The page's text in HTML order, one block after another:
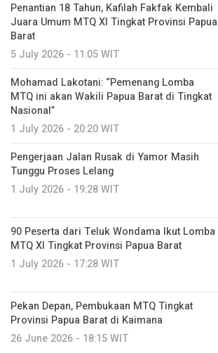
Penantian 18 Tahun, Kafilah Fakfak Kembali
Juara Umum MTQ XI Tingkat Provinsi Papua
Barat
5 July 2026 - 11:05 WIT
Mohamad Lakotani: “Pemenang Lomba
MTQ ini akan Wakili Papua Barat di Tingkat
Nasional”
1 July 2026 - 20:20 WIT
Pengerjaan Jalan Rusak di Yamor Masih
Tunggu Proses Lelang
1 July 2026 - 19:28 WIT
90 Peserta dari Teluk Wondama Ikut Lomba
MTQ XI Tingkat Provinsi Papua Barat
1 July 2026 - 17:28 WIT
Pekan Depan, Pembukaan MTQ Tingkat
Provinsi Papua Barat di Kaimana
26 June 2026 - 18:15 WIT